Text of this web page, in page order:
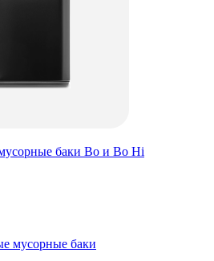
баки Bo и Bo Hi
мусорные баки